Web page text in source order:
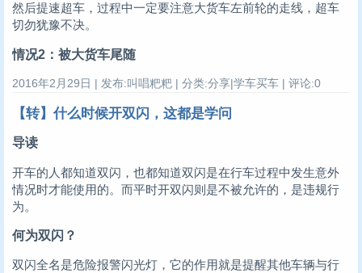
然后提速超车，过程中一定要注意大货车左前轮的走线，超车
切勿犹豫不决。
情况2：被大货车尾随
2016年2月29日 | 发布:叫唱粑粑 | 分类:分享|学车买车 | 评论:0
【转】什么时候开双闪，这都是学问
导读
开车的人都知道双闪，也都知道双闪是在行车过程中发生意外
情况时才能使用的。而平时开双闪则是不被允许的，是违规行
为。
何为双闪？
双闪全名是危险报警闪光灯，它的作用就是提醒其他车辆与行